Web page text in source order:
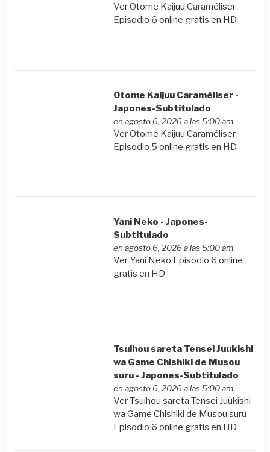
Ver Otome Kaijuu Caraméliser
Episodio 6 online gratis en HD
Otome Kaijuu Caraméliser -
Japones-Subtitulado
en agosto 6, 2026 a las 5:00 am
Ver Otome Kaijuu Caraméliser
Episodio 5 online gratis en HD
Yani Neko - Japones-
Subtitulado
en agosto 6, 2026 a las 5:00 am
Ver Yani Neko Episodio 6 online
gratis en HD
Tsuihou sareta Tensei Juukishi
wa Game Chishiki de Musou
suru - Japones-Subtitulado
en agosto 6, 2026 a las 5:00 am
Ver Tsuihou sareta Tensei Juukishi
wa Game Chishiki de Musou suru
Episodio 6 online gratis en HD